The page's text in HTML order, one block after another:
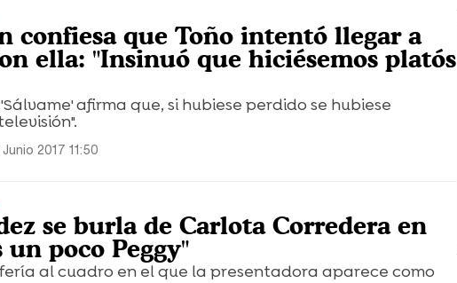
confiesa que Toño intentó llegar a
ella: "Insinuó que hiciésemos platós
afirma que, si hubiese perdido se hubiese
2017 11:50
se burla de Carlota Corredera en
un poco Peggy"
al cuadro en el que la presentadora aparece como